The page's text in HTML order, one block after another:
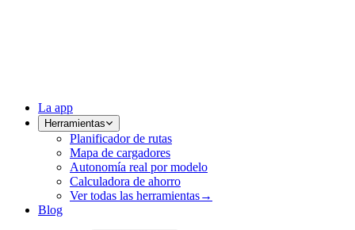
La app
Herramientas
Planificador de rutas
Mapa de cargadores
Autonomía real por modelo
Calculadora de ahorro
Ver todas las herramientas→
Blog